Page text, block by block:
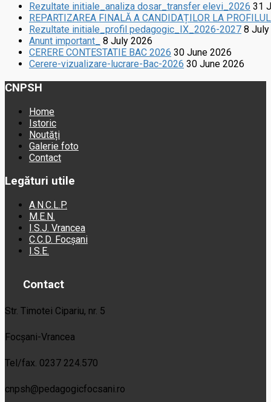
Rezultate initiale_analiza dosar_transfer elevi_2026 31
REPARTIZAREA FINALĂ A CANDIDAȚILOR LA
Rezultate initiale_profil pedagogic_IX_2026-2027 8
Anunt important_
8 July 2026
CERERE CONTESTATIE BAC 2026 30 June 2026
Cerere-vizualizare-lucrare-Bac-2026 30 June 2026
CNPSH
Home
Istoric
Noutăți
Galerie foto
Contact
Legături utile
A.N.C.L.P.
M.E.N.
I.S.J. Vrancea
C.C.D. Focșani
I.S.E.
Contact
Str. Timotei Cipariu, nr. 5
Focșani-Vrancea
Tel/fax. 0237 224.570
cnpsh@pedagogicfocsani.ro